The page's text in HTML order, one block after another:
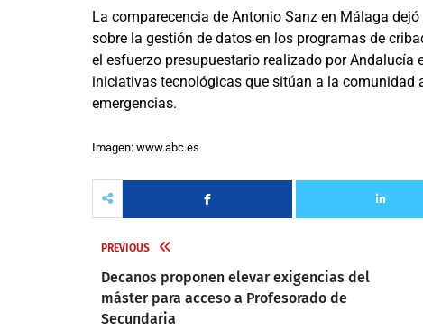
La comparecencia de Antonio Sanz en Málaga
sobre la gestión de datos en los programas de
el esfuerzo presupuestario realizado por
iniciativas tecnológicas que sitúan a la
emergencias.
Imagen: www.abc.es
PREVIOUS
Decanos proponen elevar exigencias del
máster para acceso a Profesorado de
Secundaria